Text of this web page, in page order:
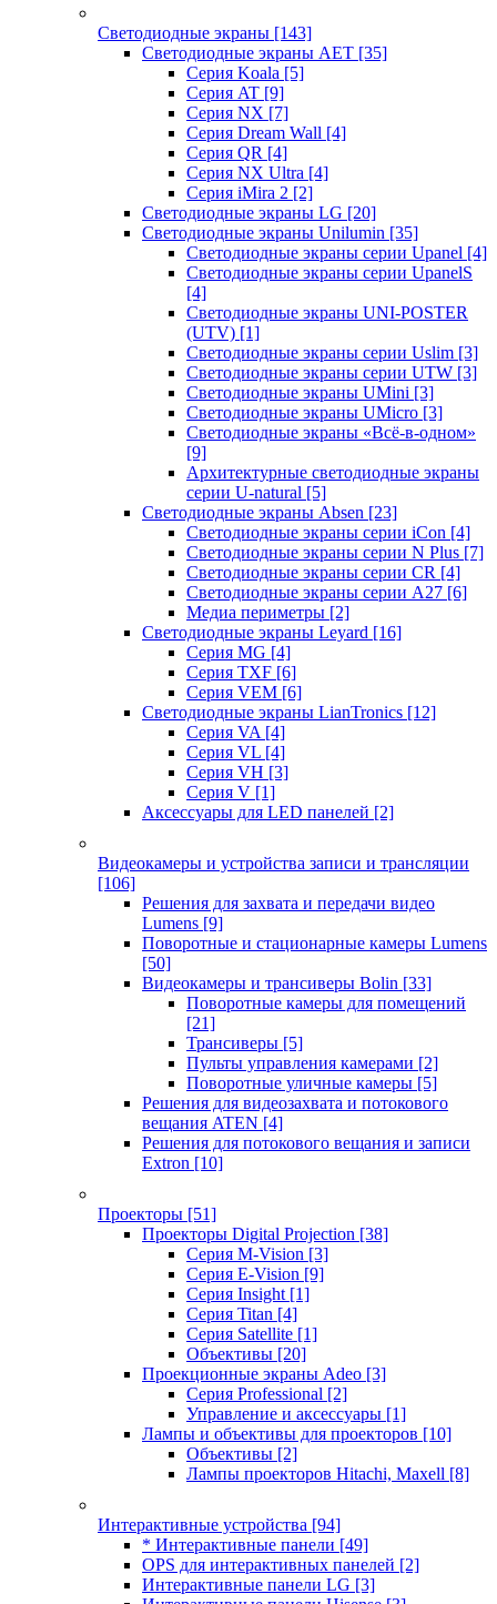
Светодиодные экраны [143]
Светодиодные экраны AET [35]
Cерия Koala [5]
Серия AT [9]
Серия NX [7]
Серия Dream Wall [4]
Серия QR [4]
Серия NX Ultra [4]
Серия iMira 2 [2]
Светодиодные экраны LG [20]
Светодиодные экраны Unilumin [35]
Светодиодные экраны серии Upanel [4]
Светодиодные экраны серии UpanelS
[4]
Светодиодные экраны UNI-POSTER
(UTV) [1]
Светодиодные экраны серии Uslim [3]
Светодиодные экраны серии UTW [3]
Светодиодные экраны UMini [3]
Светодиодные экраны UMicro [3]
Светодиодные экраны «Всё-в-одном»
[9]
Архитектурные светодиодные экраны
серии U-natural [5]
Светодиодные экраны Absen [23]
Светодиодные экраны серии iCon [4]
Светодиодные экраны серии N Plus [7]
Светодиодные экраны серии CR [4]
Светодиодные экраны серии А27 [6]
Медиа периметры [2]
Светодиодные экраны Leyard [16]
Серия MG [4]
Серия TXF [6]
Серия VEM [6]
Светодиодные экраны LianTronics [12]
Серия VA [4]
Серия VL [4]
Серия VH [3]
Серия V [1]
Аксессуары для LED панелей [2]
Видеокамеры и устройства записи и трансляции
[106]
Решения для захвата и передачи видео
Lumens [9]
Поворотные и стационарные камеры Lumens
[50]
Видеокамеры и трансиверы Bolin [33]
Поворотные камеры для помещений
[21]
Трансиверы [5]
Пульты управления камерами [2]
Поворотные уличные камеры [5]
Решения для видеозахвата и потокового
вещания ATEN [4]
Решения для потокового вещания и записи
Extron [10]
Проекторы [51]
Проекторы Digital Projection [38]
Серия M-Vision [3]
Серия E-Vision [9]
Серия Insight [1]
Серия Titan [4]
Серия Satellite [1]
Объективы [20]
Проекционные экраны Adeo [3]
Серия Professional [2]
Управление и аксессуары [1]
Лампы и объективы для проекторов [10]
Объективы [2]
Лампы проекторов Hitachi, Maxell [8]
Интерактивные устройства [94]
* Интерактивные панели [49]
OPS для интерактивных панелей [2]
Интерактивные панели LG [3]